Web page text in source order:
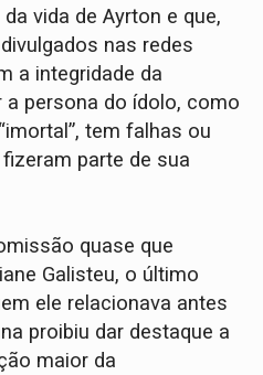
vida de Ayrton e que,
nas redes
a integridade da
persona do ídolo, como
tem falhas ou
parte de sua
quase que
Galisteu, o último
ele relacionava antes
proibiu dar destaque a
maior da